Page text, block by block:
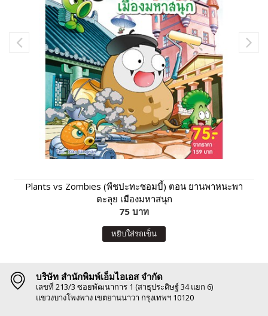
Plants vs Zombies (พืชปะทะซอมบี้) ตอน ยานพาหนะพา
ตะลุย เมืองมหาสนุก
75 บาท
หยิบใส่รถเข็น
บริษัท สำนักพิมพ์เอ็มไอเอส จำกัด
เลขที่ 213/3 ซอยพัฒนาการ 1 (สาธุประดิษฐ์ 34 แยก 6)
แขวงบางโพงพาง เขตยานนาวา กรุงเทพฯ 10120